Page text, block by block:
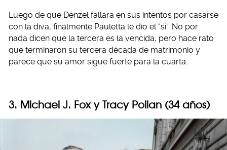
Luego de que Denzel fallara en sus intentos por casarse
con la diva, finalmente Pauletta le dio el “sí”. No por
nada dicen que la tercera es la vencida, pero hace rato
que terminaron su tercera década de matrimonio y
parece que su amor sigue fuerte para la cuarta.
3. Michael J. Fox y Tracy Pollan (34 años)